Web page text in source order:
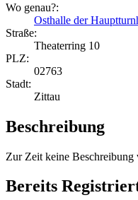
Wo genau?:
Osthalle der
Straße:
Theaterring 10
PLZ:
02763
Stadt:
Zittau
Beschreibung
Zur Zeit keine Beschreibung
Bereits